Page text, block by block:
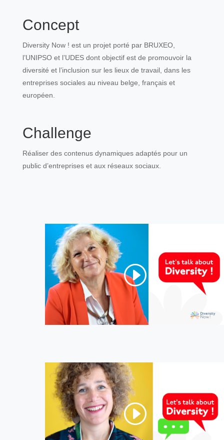
Concept
Diversity Now ! est un projet porté par BRUXEO,
l’UNIPSO et l’UDES dont objectif est de promouvoir la
diversité et l’inclusion sur les lieux de travail, dans les
entreprises sociales au niveau belge, français et
européen.
Challenge
Réaliser des contenus dynamiques adaptés pour un
public d’entreprises et aux réseaux sociaux.